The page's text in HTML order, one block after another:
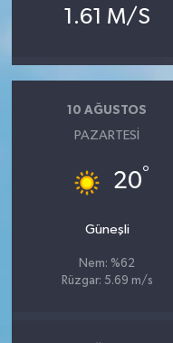
1.61 M/S
10 AĞUSTOS
PAZARTESI
20°
Güneşli
Nem: %62
Rüzgar: 5.69 m/s